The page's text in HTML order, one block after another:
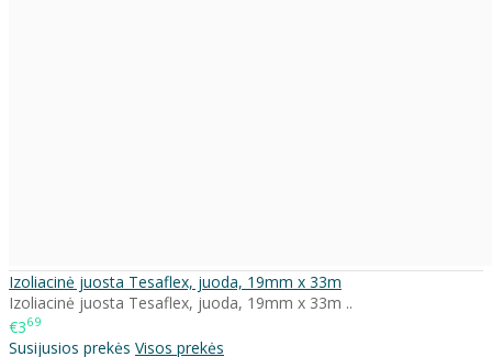
Izoliacinė juosta Tesaflex, juoda, 19mm x 33m
Izoliacinė juosta Tesaflex, juoda, 19mm x 33m ..
€369
Susijusios prekės Visos prekės